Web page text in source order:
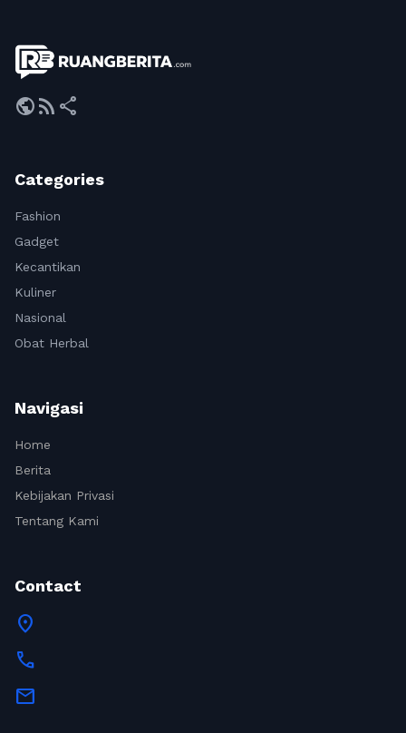
publicrss_feed share
Categories
Fashion
Gadget
Kecantikan
Kuliner
Nasional
Obat Herbal
Navigasi
Home
Berita
Kebijakan Privasi
Tentang Kami
Contact
location_on
call
mail